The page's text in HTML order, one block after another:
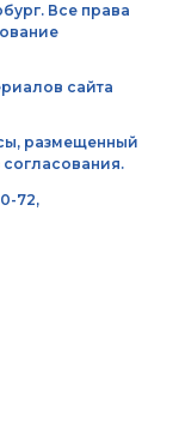
Все права
сайта
размещенный
72,